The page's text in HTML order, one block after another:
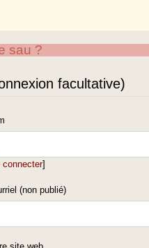
sau ?
facultative)
connecter]
(non publié)